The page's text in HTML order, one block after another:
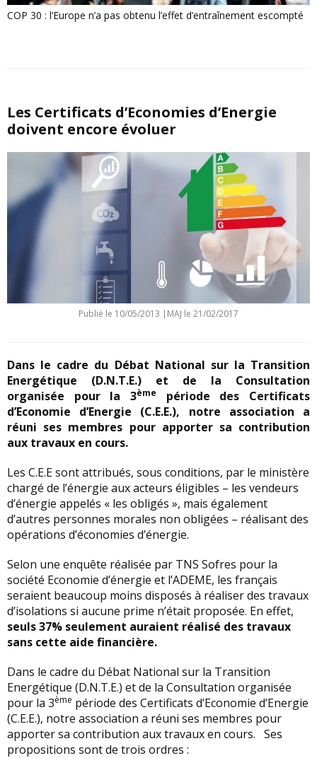
COP 30 : l’Europe n’a pas obtenu l’effet d’entraînement escompté
Les Certificats d’Economies d’Energie
doivent encore évoluer
Publié le 10/05/2013 | MAJ le 21/02/2017
Dans le cadre du Débat National sur la Transition
Energétique (D.N.T.E.) et de la Consultation
organisée pour la 3ème
période des Certificats
d’Economie d’Energie (C.E.E.), notre association a
réuni ses membres pour apporter sa contribution
aux travaux en cours.
Les C.E.E sont attribués, sous conditions, par le ministère
chargé de l’énergie aux acteurs éligibles – les vendeurs
d’énergie appelés « les obligés », mais également
d’autres personnes morales non obligées – réalisant des
opérations d’économies d’énergie.
Selon une enquête réalisée par TNS Sofres pour la
société Economie d’énergie et l’ADEME, les français
seraient beaucoup moins disposés à réaliser des travaux
d’isolations si aucune prime n’était proposée. En effet,
seuls 37% seulement auraient réalisé des travaux
sans cette aide financière.
Dans le cadre du Débat National sur la Transition
Energétique (D.N.T.E.) et de la Consultation organisée
pour la 3ème période des Certificats d’Economie d’Energie
(C.E.E.), notre association a réuni ses membres pour
apporter sa contribution aux travaux en cours. Ses
propositions sont de trois ordres :